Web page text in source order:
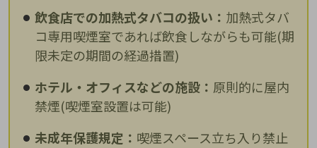
飲食店での加熱式タバコの扱い： 加熱式タバ
コ専用喫煙室であれば飲食しながらも可能(期
限未定の期間の経過措置)
ホテル・オフィスなどの施設： 原則的に屋内
禁煙(喫煙室設置は可能)
未成年保護規定： 喫煙スペース立ち入り禁止